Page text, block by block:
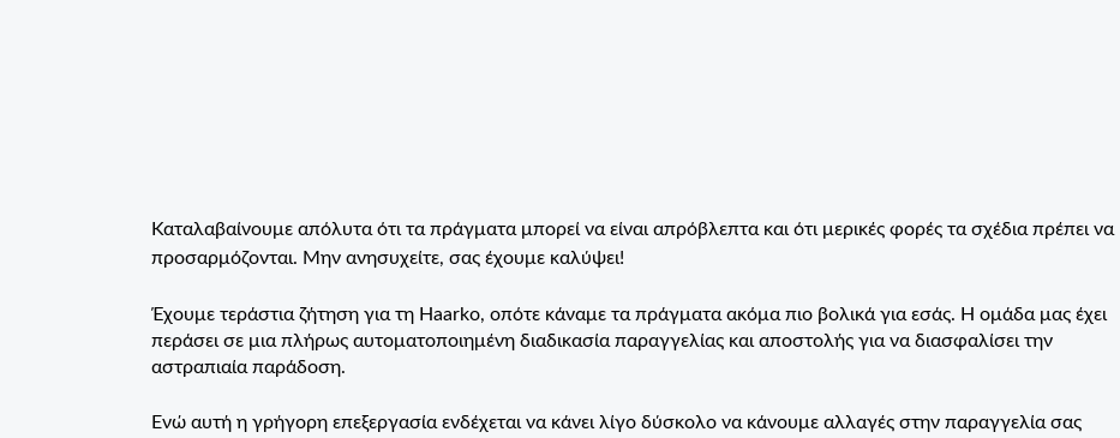
Καταλαβαίνουμε απόλυτα ότι τα πράγματα μπορεί να είναι απρόβλεπτα και ότι μερικές φορές τα σχέδια πρέπει να
προσαρμόζονται. Μην ανησυχείτε, σας έχουμε καλύψει!
Έχουμε τεράστια ζήτηση για τη Haarko, οπότε κάναμε τα πράγματα ακόμα πιο βολικά για εσάς. Η ομάδα μας έχει
περάσει σε μια πλήρως αυτοματοποιημένη διαδικασία παραγγελίας και αποστολής για να διασφαλίσει την
αστραπιαία παράδοση.
Ενώ αυτή η γρήγορη επεξεργασία ενδέχεται να κάνει λίγο δύσκολο να κάνουμε αλλαγές στην παραγγελία σας